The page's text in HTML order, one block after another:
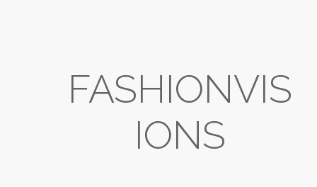
FASHIONVIS
IONS